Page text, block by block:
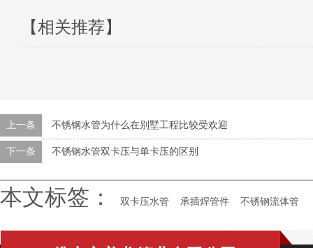
【相关推荐】
上一条 不锈钢水管为什么在别墅工程比较受欢迎
下一条 不锈钢水管双卡压与单卡压的区别
本文标签： 双卡压水管 承插焊管件 不锈钢流体管